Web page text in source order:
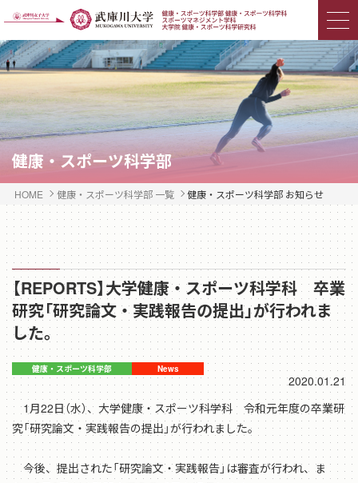
健康・スポーツ科学部
HOME 健康・スポーツ科学部 一覧 健康・スポーツ科学部 お知らせ
【REPORTS】大学健康・スポーツ科学科 卒業
研究「研究論文・実践報告の提出」が行われま
した。
2020.01.21
1月22日（水）、大学健康・スポーツ科学科 令和元年度の卒業研
究「研究論文・実践報告の提出」が行われました。
今後、提出された「研究論文・実践報告」は審査が行われ、ま